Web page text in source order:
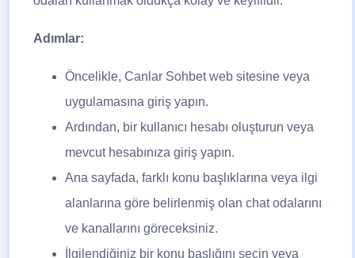
Adımlar:
Öncelikle, Canlar Sohbetweb sitesine veya
uygulamasına giriş yapın.
Ardından, bir kullanıcı hesabı oluşturun veya
mevcut hesabınıza giriş yapın.
Ana sayfada, farklı konu başlıklarına veya ilgi
alanlarına göre belirlenmiş olan chat odalarını
ve kanallarını göreceksiniz.
İlgilendiğiniz bir konu başlığını seçin veya